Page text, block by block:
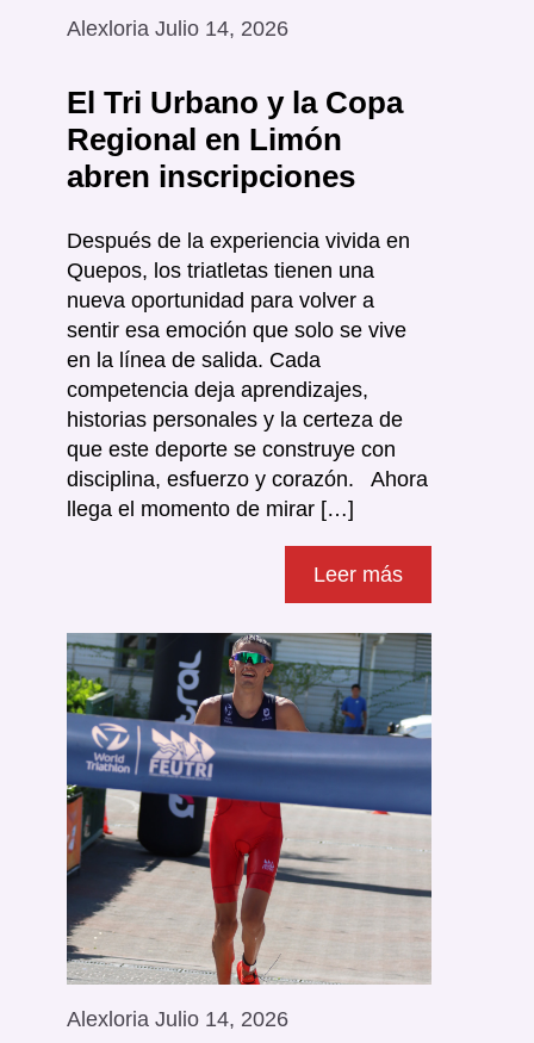
Alexloria Julio 14, 2026
El Tri Urbano y la Copa
Regional en Limón
abren inscripciones
Después de la experiencia vivida en
Quepos, los triatletas tienen una
nueva oportunidad para volver a
sentir esa emoción que solo se vive
en la línea de salida. Cada
competencia deja aprendizajes,
historias personales y la certeza de
que este deporte se construye con
disciplina, esfuerzo y corazón. Ahora
llega el momento de mirar […]
Leer más
Alexloria Julio 14, 2026